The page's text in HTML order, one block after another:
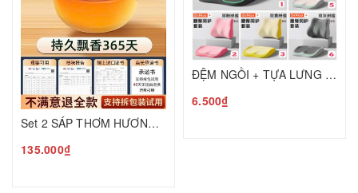
Set 2 SÁP THƠM HƯƠNG HOA MỘC T25050601
135.000₫
ĐỆM NGỒI + TỰA LƯNG CAO CẤP BẢO VỆ CỘT SỐNG C25050205
6.500₫